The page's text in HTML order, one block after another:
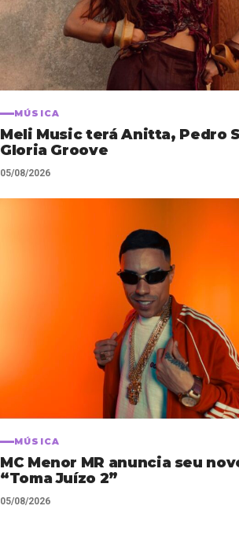
MÚSICA
Meli Music terá Anitta, Pedro
Gloria Groove
05/08/2026
MÚSICA
MC Menor MR anuncia seu
“Toma Juízo 2”
05/08/2026